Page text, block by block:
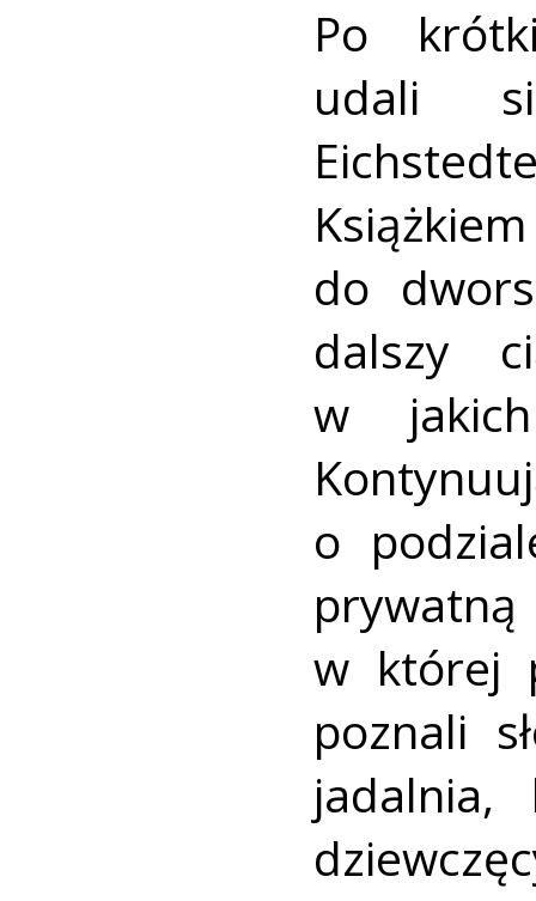
Po
udali
do
dalszy
w
o
w której
poznali